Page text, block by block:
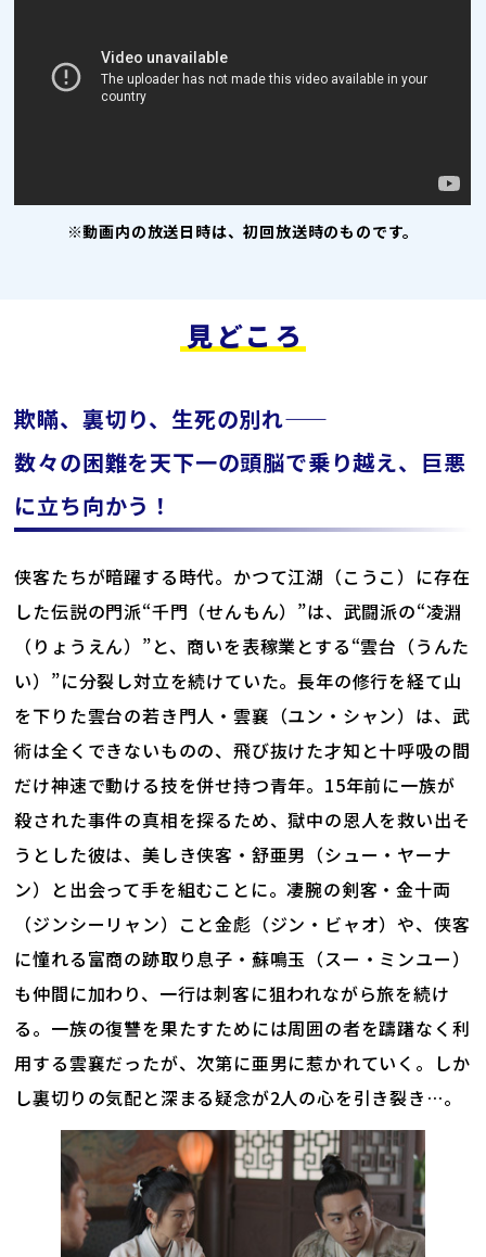
※動画内の放送日時は、初回放送時のものです。
見どころ
欺瞞、裏切り、生死の別れ――
数々の困難を天下一の頭脳で乗り越え、巨悪
に立ち向かう！
侠客たちが暗躍する時代。かつて江湖（こうこ）に存在
した伝説の門派“千門（せんもん）”は、武闘派の“凌淵
（りょうえん）”と、商いを表稼業とする“雲台（うんた
い）”に分裂し対立を続けていた。長年の修行を経て山
を下りた雲台の若き門人・雲襄（ユン・シャン）は、武
術は全くできないものの、飛び抜けた才知と十呼吸の間
だけ神速で動ける技を併せ持つ青年。15年前に一族が
殺された事件の真相を探るため、獄中の恩人を救い出そ
うとした彼は、美しき侠客・舒亜男（シュー・ヤーナ
ン）と出会って手を組むことに。凄腕の剣客・金十両
（ジンシーリャン）こと金彪（ジン・ビャオ）や、侠客
に憧れる富商の跡取り息子・蘇鳴玉（スー・ミンユー）
も仲間に加わり、一行は刺客に狙われながら旅を続け
る。一族の復讐を果たすためには周囲の者を躊躇なく利
用する雲襄だったが、次第に亜男に惹かれていく。しか
し裏切りの気配と深まる疑念が2人の心を引き裂き…。